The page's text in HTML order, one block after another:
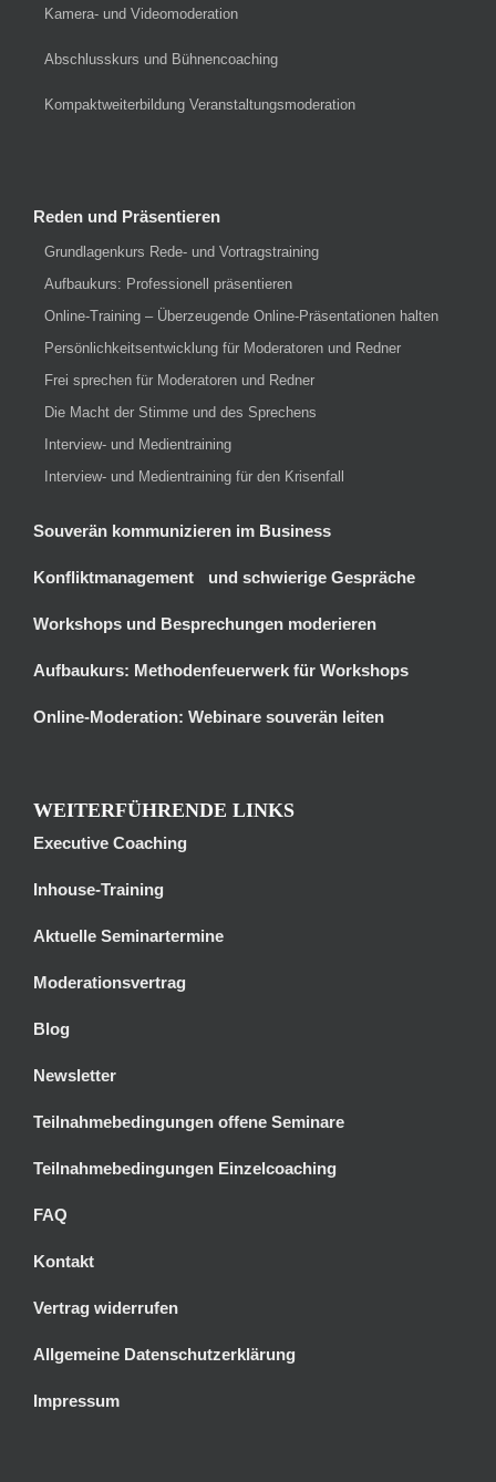
Kamera- und Videomoderation
Abschlusskurs und Bühnencoaching
Kompaktweiterbildung Veranstaltungsmoderation
Reden und Präsentieren
Grundlagenkurs Rede- und Vortragstraining
Aufbaukurs: Professionell präsentieren
Online-Training – Überzeugende Online-Präsentationen halten
Persönlichkeitsentwicklung für Moderatoren und Redner
Frei sprechen für Moderatoren und Redner
Die Macht der Stimme und des Sprechens
Interview- und Medientraining
Interview- und Medientraining für den Krisenfall
Souverän kommunizieren im Business
Konfliktmanagement und schwierige Gespräche
Workshops und Besprechungen moderieren
Aufbaukurs: Methodenfeuerwerk für Workshops
Online-Moderation: Webinare souverän leiten
WEITERFÜHRENDE LINKS
Executive Coaching
Inhouse-Training
Aktuelle Seminartermine
Moderationsvertrag
Blog
Newsletter
Teilnahmebedingungen offene Seminare
Teilnahmebedingungen Einzelcoaching
FAQ
Kontakt
Vertrag widerrufen
Allgemeine Datenschutzerklärung
Impressum